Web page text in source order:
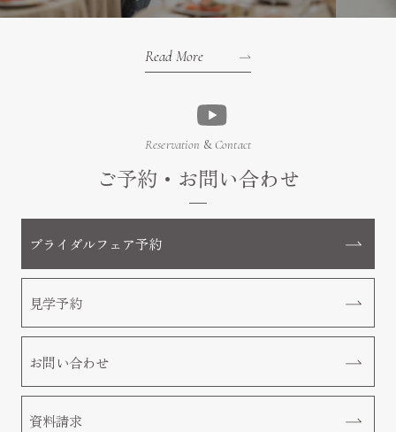
Read More
Reservation &Contact
ご予約・お問い合わせ
ブライダルフェア予約
見学予約
お問い合わせ
資料請求